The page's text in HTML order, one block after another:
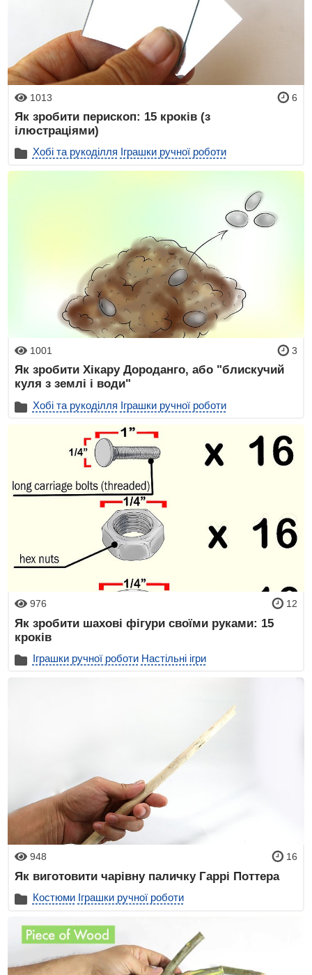
1013 6
Як зробити перископ: 15 кроків (з
ілюстраціями)
Хобі та рукоділля Іграшки ручної роботи
1001 3
Як зробити Хікару Дороданго, або "блискучий
куля з землі і води"
Хобі та рукоділля Іграшки ручної роботи
976 12
Як зробити шахові фігури своїми руками: 15
кроків
Іграшки ручної роботи Настільні ігри
948 16
Як виготовити чарівну паличку Гаррі Поттера
Костюми Іграшки ручної роботи